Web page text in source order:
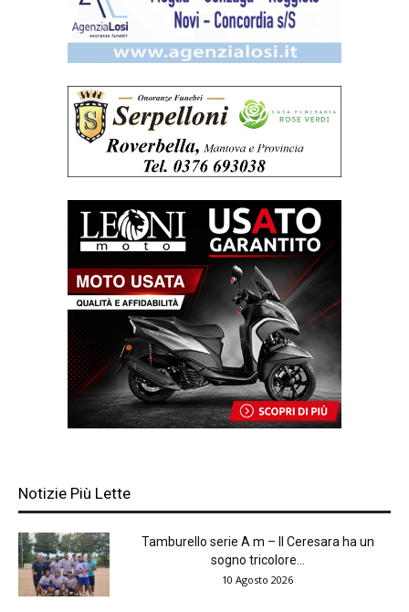
Notizie Più Lette
Tamburello serie A m – Il Ceresara ha un
sogno tricolore...
10 Agosto 2026